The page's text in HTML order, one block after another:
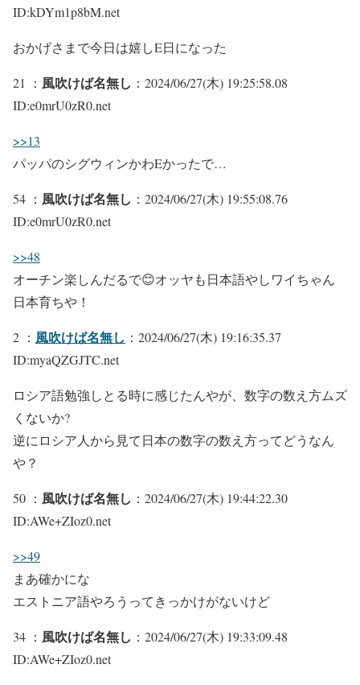
ID:kDYm1p8bM.net
おかげさまで今日は嬉しE日になった
21 ： 風吹けば名無し ：2024/06/27(木) 19:25:58.08
ID:e0mrU0zR0.net
>>13
パッパのシグウィンかわEかったで…
54 ： 風吹けば名無し ：2024/06/27(木) 19:55:08.76
ID:e0mrU0zR0.net
>>48
オーチン楽しんだるで😊オッヤも日本語やしワイちゃん
日本育ちや！
2 ： 風吹けば名無し ：2024/06/27(木) 19:16:35.37
ID:myaQZGJTC.net
ロシア語勉強しとる時に感じたんやが、数字の数え方ムズ
くないか?
逆にロシア人から見て日本の数字の数え方ってどうなん
や？
50 ： 風吹けば名無し ：2024/06/27(木) 19:44:22.30
ID:AWe+ZIoz0.net
>>49
まあ確かにな
エストニア語やろうってきっかけがないけど
34 ： 風吹けば名無し ：2024/06/27(木) 19:33:09.48
ID:AWe+ZIoz0.net